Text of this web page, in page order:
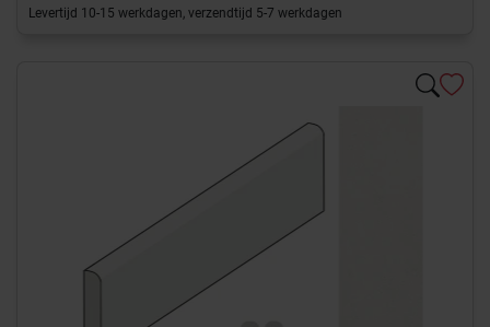
Levertijd 10-15 werkdagen, verzendtijd 5-7 werkdagen